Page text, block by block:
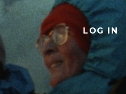
LOG IN